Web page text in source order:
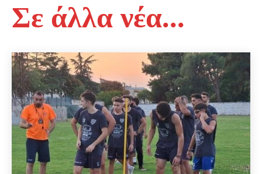
Σε άλλα νέα...